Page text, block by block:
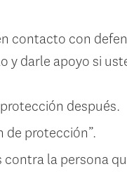
contacto con
y darle apoyo si
después.
de protección”.
la persona